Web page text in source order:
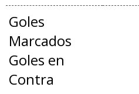
Goles
Marcados
Goles en
Contra